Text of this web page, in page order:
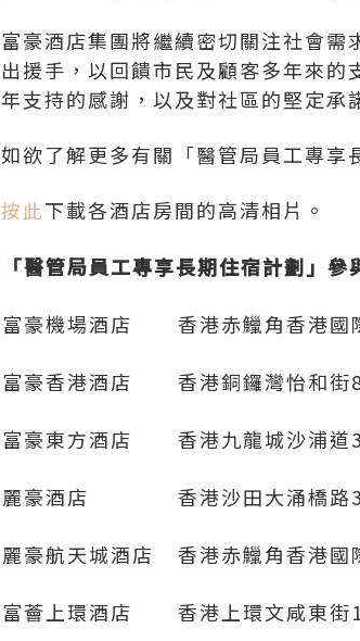
富豪酒店集團將繼續密切關注社會
出援手，以回饋市民及顧客多年來
年支持的感謝，以及對社區的堅定承
如欲了解更多有關「醫管局員工專享
按此下載各酒店房間的高清相片。
「醫管局員工專享長期住宿計劃」參
富豪機場酒店 香港赤鱲角香港國
富豪香港酒店 香港銅鑼灣怡和街
富豪東方酒店 香港九龍城沙浦
麗豪酒店 香港沙田大涌橋
麗豪航天城酒店 香港赤鱲角香港國
富薈上環酒店 香港上環文咸東街